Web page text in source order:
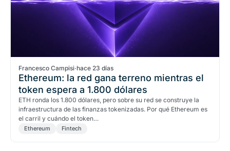
Francesco Campisi·hace 23 días
Ethereum: la red gana terreno mientras el
token espera a 1.800 dólares
ETH ronda los 1.800 dólares, pero sobre su red se construye la
infraestructura de las finanzas tokenizadas. Por qué Ethereum es
el carril y cuándo el token…
Ethereum Fintech